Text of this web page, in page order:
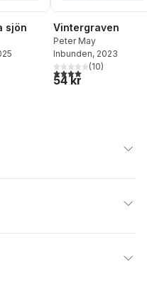
sjön
Totalt antal röster:
Vintergraven
Peter May
Inbunden, 2023
4,0utav 5 stjärnor.
(10)
54 kr